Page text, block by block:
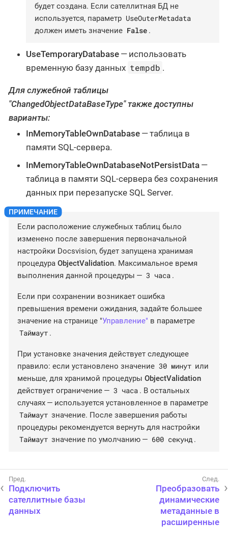
будет создана. Если сателлитная БД не
используется, параметр UseOuterMetadata
должен иметь значение False .
UseTemporaryDatabase — использовать
временную базу данных tempdb .
Для служебной таблицы
"ChangedObjectDataBaseType" также доступны
варианты:
InMemoryTableOwnDatabase — таблица в
памяти SQL-сервера.
InMemoryTableOwnDatabaseNotPersistData —
таблица в памяти SQL-сервера без сохранения
данных при перезапуске SQL Server.
Если расположение служебных таблиц было
изменено после завершения первоначальной
настройки Docsvision, будет запущена хранимая
процедура ObjectValidation. Максимальное время
выполнения данной процедуры — 3 часа .
Если при сохранении возникает ошибка
превышения времени ожидания, задайте большее
значение на странице "Управление" в параметре
Таймаут .
При установке значения действует следующее
правило: если установлено значение 30 минут или
меньше, для хранимой процедуры ObjectValidation
действует ограничение — 3 часа . В остальных
случаях — используется установленное в параметре
Таймаут значение. После завершения работы
процедуры рекомендуется вернуть для настройки
Таймаут значение по умолчанию — 600 секунд .
Подключить
сателлитные базы
данных
Преобразовать
динамические
метаданные в
расширенные